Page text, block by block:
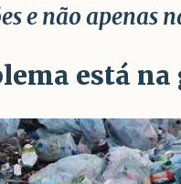
e não apenas
está na